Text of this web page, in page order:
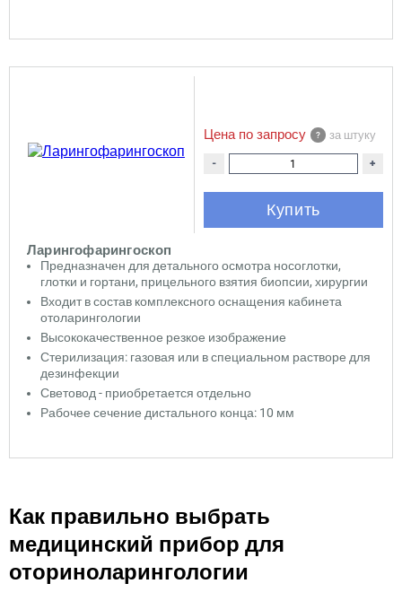
Ларингофарингоскоп
Предназначен для детального осмотра носоглотки,
глотки и гортани, прицельного взятия биопсии, хирургии
Входит в состав комплексного оснащения кабинета
отоларингологии
Высококачественное резкое изображение
Стерилизация: газовая или в специальном растворе для
дезинфекции
Световод - приобретается отдельно
Рабочее сечение дистального конца: 10 мм
Цена по запросу за штуку
- +
Купить
Как правильно выбрать
медицинский прибор для
оториноларингологии